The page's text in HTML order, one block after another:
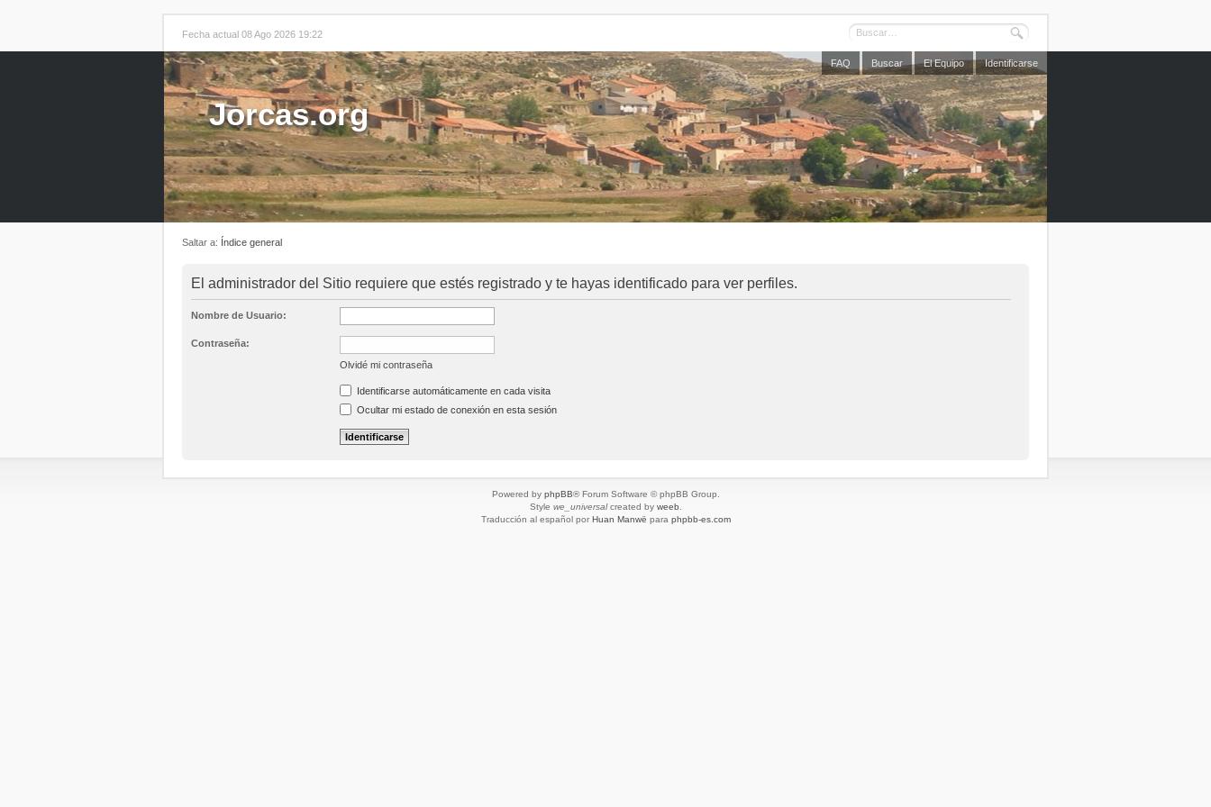
Fecha actual 08 Ago 2026 19:22
FAQ Buscar El Equipo Identificarse
Jorcas.org
Saltar a: Índice general
El administrador del Sitio requiere que estés registrado y te hayas identificado para ver perfiles.
Nombre de Usuario:
Contraseña:
Olvidé mi contraseña
Identificarse automáticamente en cada visita
Ocultar mi estado de conexión en esta sesión
Powered by phpBB® Forum Software © phpBB Group.
Style we_universalcreated by weeb
Traducción al español por Huan Manwë para phpbb-es.com